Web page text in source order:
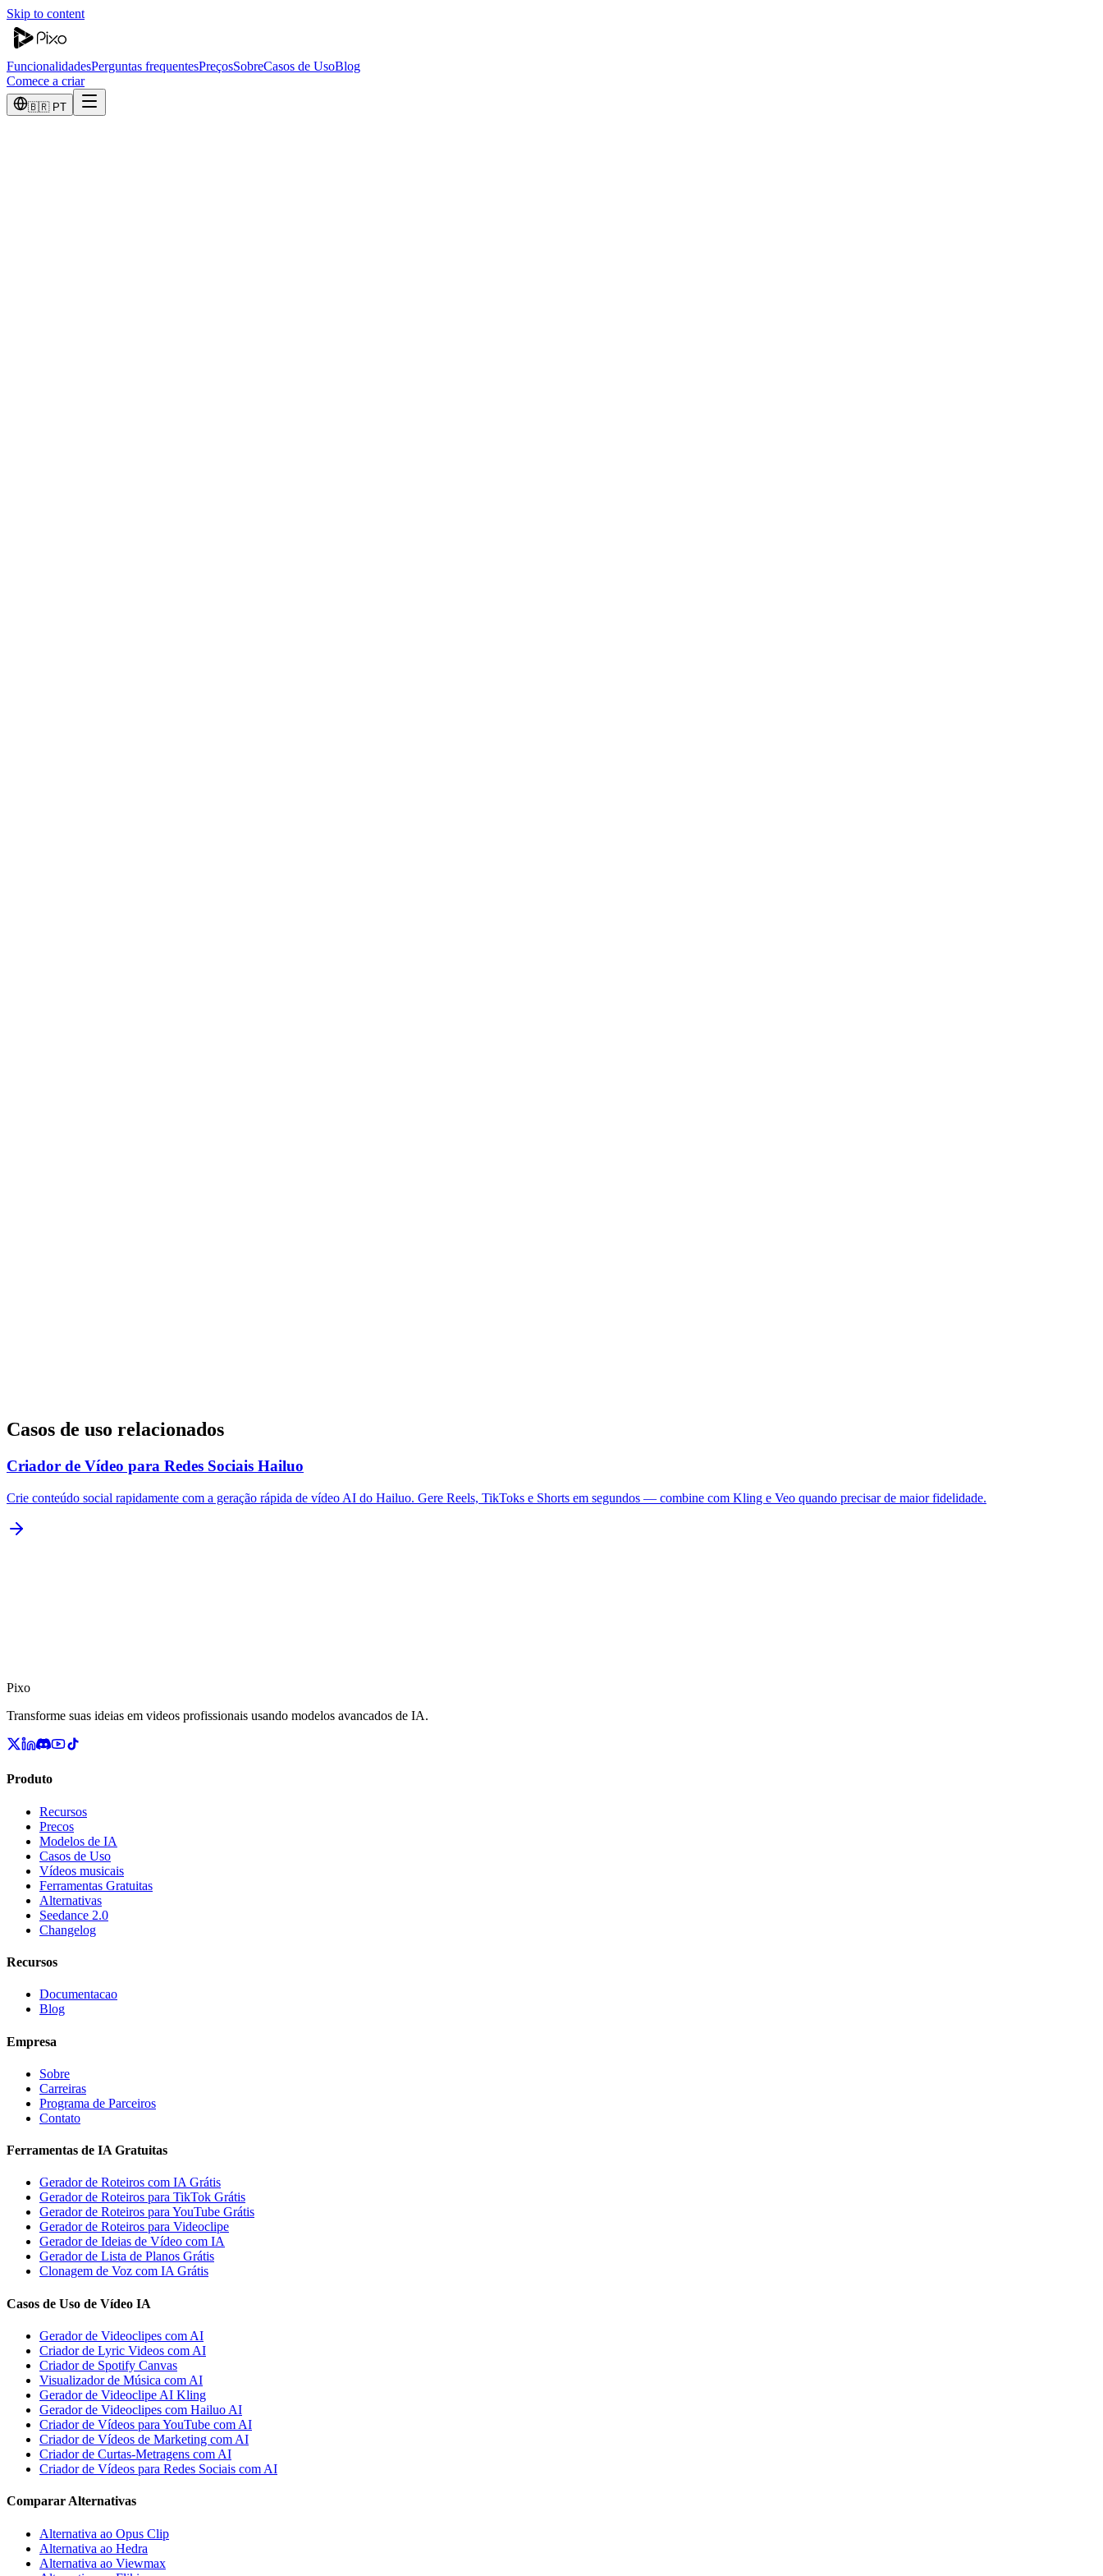
Skip to content
FuncionalidadesPerguntas frequentesPreçosSobreCasos de UsoBlog
Comece a criar
🇧🇷 PT
Casos de uso relacionados
Criador de Vídeo para Redes Sociais Hailuo
Crie conteúdo social rapidamente com a geração rápida de vídeo AI do Hailuo. Gere Reels, TikToks e Shorts em segundos — combine com Kling e Veo quando precisar de maior fidelidade.
Pixo
Transforme suas ideias em videos profissionais usando modelos avancados de IA.
Produto
Recursos
Precos
Modelos de IA
Casos de Uso
Vídeos musicais
Ferramentas Gratuitas
Alternativas
Seedance 2.0
Changelog
Recursos
Documentacao
Blog
Empresa
Sobre
Carreiras
Programa de Parceiros
Contato
Ferramentas de IA Gratuitas
Gerador de Roteiros com IA Grátis
Gerador de Roteiros para TikTok Grátis
Gerador de Roteiros para YouTube Grátis
Gerador de Roteiros para Videoclipe
Gerador de Ideias de Vídeo com IA
Gerador de Lista de Planos Grátis
Clonagem de Voz com IA Grátis
Casos de Uso de Vídeo IA
Gerador de Videoclipes com AI
Criador de Lyric Videos com AI
Criador de Spotify Canvas
Visualizador de Música com AI
Gerador de Videoclipe AI Kling
Gerador de Videoclipes com Hailuo AI
Criador de Vídeos para YouTube com AI
Criador de Vídeos de Marketing com AI
Criador de Curtas-Metragens com AI
Criador de Vídeos para Redes Sociais com AI
Comparar Alternativas
Alternativa ao Opus Clip
Alternativa ao Hedra
Alternativa ao Viewmax